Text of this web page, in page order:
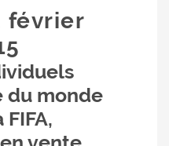
février
du monde